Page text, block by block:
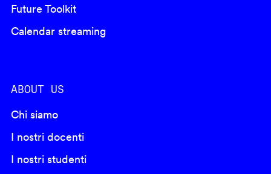
Future Toolkit
Calendar streaming
ABOUT US
Chi siamo
I nostri docenti
I nostri studenti